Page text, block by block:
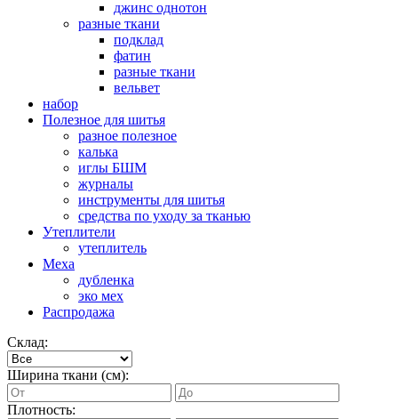
джинс однотон
разные ткани
подклад
фатин
разные ткани
вельвет
набор
Полезное для шитья
разное полезное
калька
иглы БШМ
журналы
инструменты для шитья
средства по уходу за тканью
Утеплители
утеплитель
Меха
дубленка
эко мех
Распродажа
Склад:
Ширина ткани (см):
Плотность: